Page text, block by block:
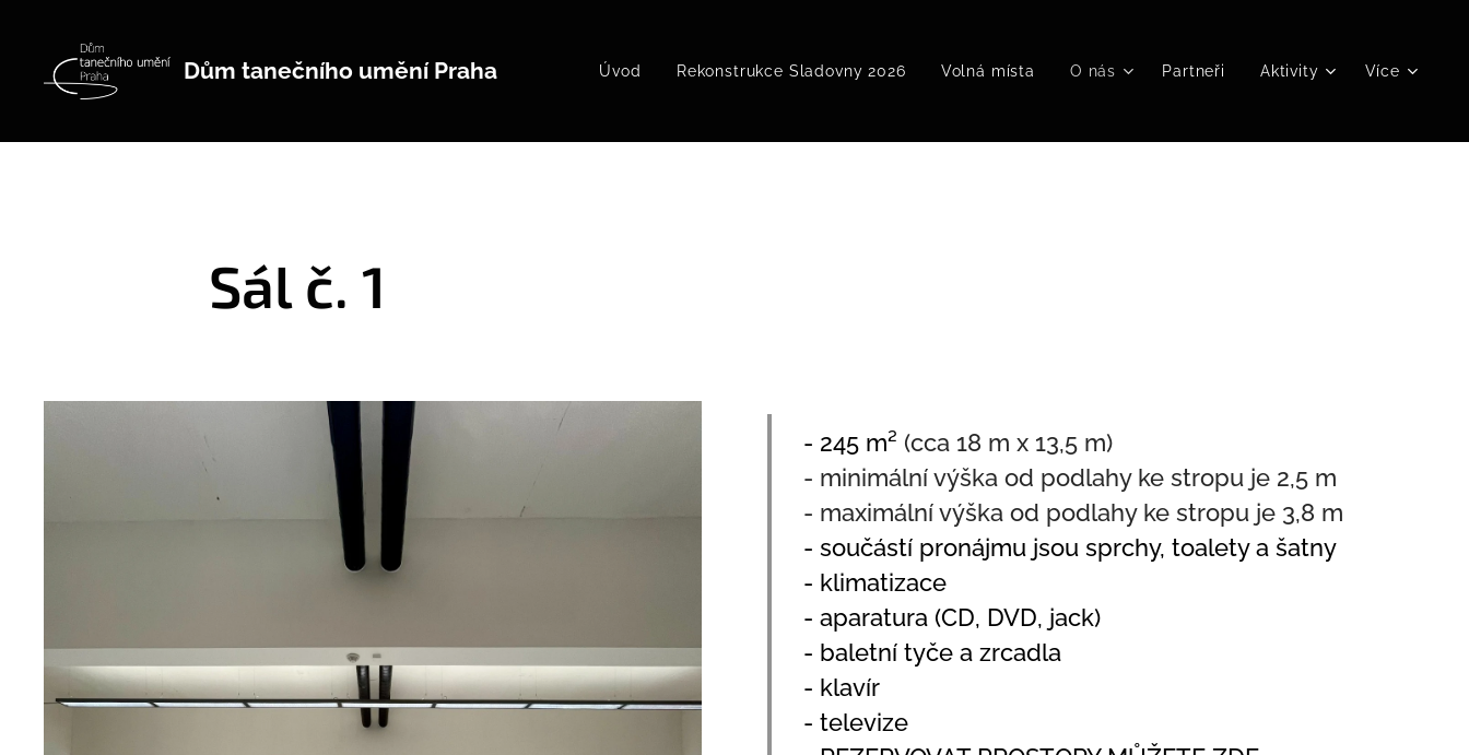
Dům tanečního umění Praha Úvod Rekonstrukce Sladovny 2026 Volná místa O nás Partneři Aktivity Více
Sál č. 1
- 245 m² (cca 18 m x 13,5 m)
- minimální výška od podlahy ke stropu je 2,5 m
- maximální výška od podlahy ke stropu je 3,8 m
- součástí pronájmu jsou sprchy, toalety a šatny
- klimatizace
- aparatura (CD, DVD, jack)
- baletní tyče a zrcadla
- klavír
- televize